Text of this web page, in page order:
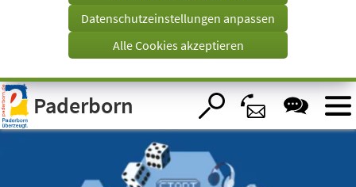
Visuelle
Assistenzsoftware
öffnen.
Tab)
Datenschutzeinstellungen anpassen
Alle Cookies akzeptieren
Paderborn